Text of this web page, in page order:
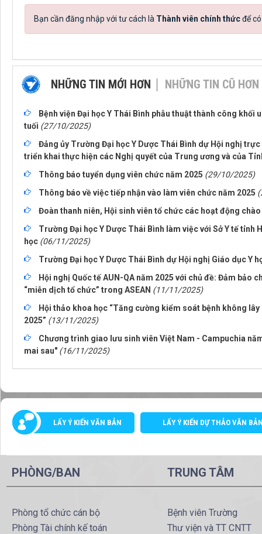
Bạn cần đăng nhập với tư cách là Thành viên chính thứcđể
NHỮNG TIN MỚI HƠN NHỮNG TIN CŨ HƠN
Bệnh viện Đại học Y Thái Bình phẫu thuật thành công
tuối (27/10/2025)
Đảng ủy Trường Đại học Y Dược Thái Bình dự Hội nghị
triển khai thực hiện các Nghị quyết của Trung ương và của
Thông báo tuyển dụng viên chức năm 2025 (29/10/2025)
Thông báo về việc tiếp nhận vào làm viên chức năm 2025
Đoàn thanh niên, Hội sinh viên tổ chức các hoạt động
Trường Đại học Y Dược Thái Bình làm việc với Sở Y tế tỉnh
học (06/11/2025)
Trường Đại học Y Dược Thái Bình dự Hội nghị Giáo dục Y
Hội nghị Quốc tế AUN-QA năm 2025 với chủ đề: Đảm bảo
“miễn dịch tổ chức” trong ASEAN (11/11/2025)
Hội thảo khoa học “Tăng cường kiểm soát bệnh không
2025” (13/11/2025)
Chương trình giao lưu sinh viên Việt Nam - Campuchia
mai sau" (16/11/2025)
LẤY Ý KIẾN VĂN BẢN LẤY Ý KIẾN DỰ THẢO VĂN
PHÒNG/BAN
Phòng tổ chức cán bộ
Phòng Tài chính kế toán
TRUNG TÂM
Bệnh viên Trường
Thư viện và TT CNTT